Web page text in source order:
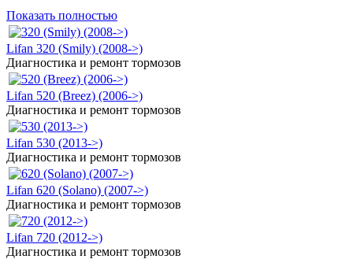
Показать полностью
Lifan 320 (Smily) (2008->)
Диагностика и ремонт тормозов
Lifan 520 (Breez) (2006->)
Диагностика и ремонт тормозов
Lifan 530 (2013->)
Диагностика и ремонт тормозов
Lifan 620 (Solano) (2007->)
Диагностика и ремонт тормозов
Lifan 720 (2012->)
Диагностика и ремонт тормозов